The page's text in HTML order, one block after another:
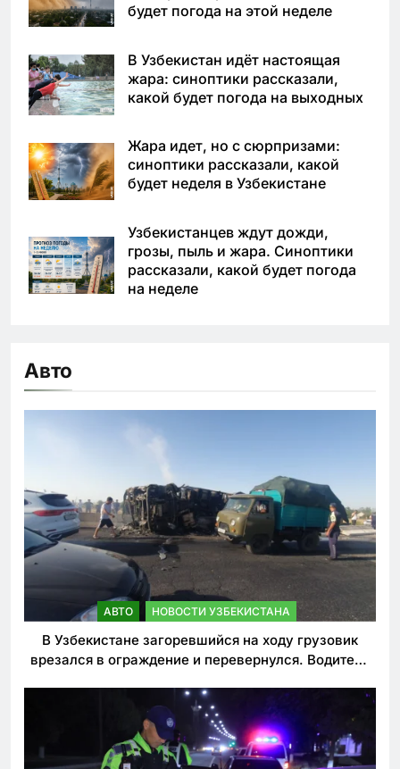
будет погода на этой неделе
В Узбекистан идёт настоящая
жара: синоптики рассказали,
какой будет погода на выходных
Жара идет, но с сюрпризами:
синоптики рассказали, какой
будет неделя в Узбекистане
Узбекистанцев ждут дожди,
грозы, пыль и жара. Синоптики
рассказали, какой будет погода
на неделе
Авто
АВТО НОВОСТИ УЗБЕКИСТАНА
В Узбекистане загоревшийся на ходу грузовик
врезался в ограждение и перевернулся. Водитель